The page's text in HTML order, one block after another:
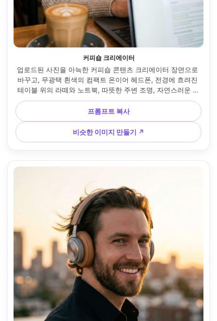
커피숍 크리에이터
업로드된 사진을 아늑한 커피숍 콘텐츠 크리에이터 장면으로
바꾸고, 무광택 흰색의 컴팩트 온이어 헤드폰, 전경에 흐려진
테이블 위의 라떼와 노트북, 따뜻한 주변 조명, 자연스러운 솔
직한 미소, Fujifilm X100V 23mm f/2 룩으로 촬영, rule of
thirds 구성, 사실적인 스킨 디테일, 부드러운 배경 보케 --ar
4:5
프롬프트 복사
비슷한 이미지 만들기 ↗